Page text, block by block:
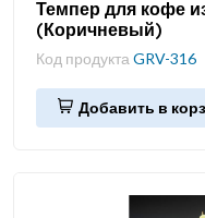
Темпер для кофе
(Коричневый)
Код продукта GRV-316
Добавить в